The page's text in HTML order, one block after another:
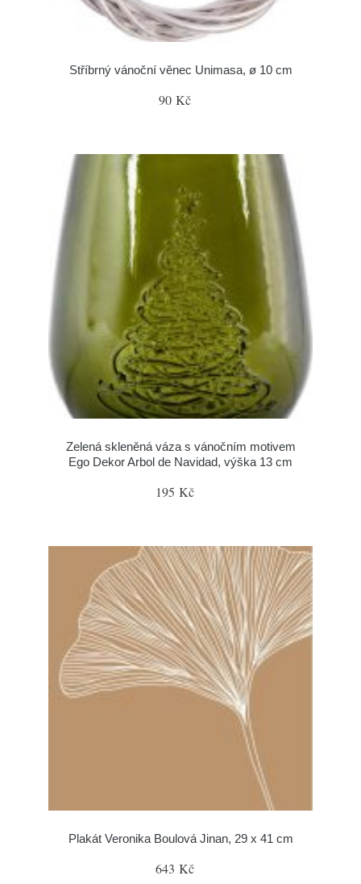
Stříbrný vánoční věnec Unimasa, ø 10 cm
90 Kč
Zelená skleněná váza s vánočním motivem
Ego Dekor Arbol de Navidad, výška 13 cm
195 Kč
Plakát Veronika Boulová Jinan, 29 x 41 cm
643 Kč